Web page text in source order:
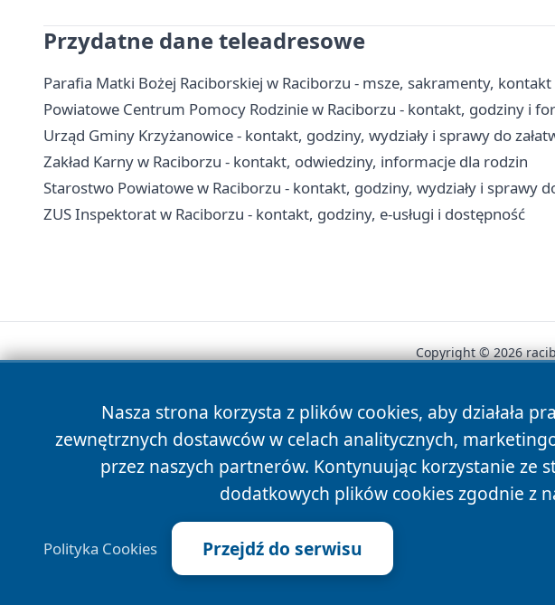
Przydatne dane teleadresowe
Parafia Matki Bożej Raciborskiej w Raciborzu - msze, sakramenty, kontakt
Powiatowe Centrum Pomocy Rodzinie w Raciborzu - kontakt, godziny i
Urząd Gminy Krzyżanowice - kontakt, godziny, wydziały i sprawy do
Zakład Karny w Raciborzu - kontakt, odwiedziny, informacje dla rodzin
Starostwo Powiatowe w Raciborzu - kontakt, godziny, wydziały i sprawy
ZUS Inspektorat w Raciborzu - kontakt, godziny, e-usługi i dostępność
Nasza strona korzysta z plików cookies, aby działała
zewnętrznych dostawców w celach analitycznych,
przez naszych partnerów. Kontynuując korzystanie ze
dodatkowych plików cookies zgodnie z
Polityka Cookies Przejdź do serwisu
Copyright © 2026
News Autorzy